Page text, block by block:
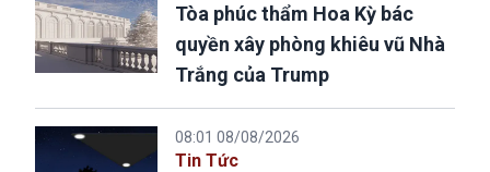
Tòa phúc thẩm Hoa Kỳ bác
quyền xây phòng khiêu vũ Nhà
Trắng của Trump
08:01 08/08/2026
Tin Tức